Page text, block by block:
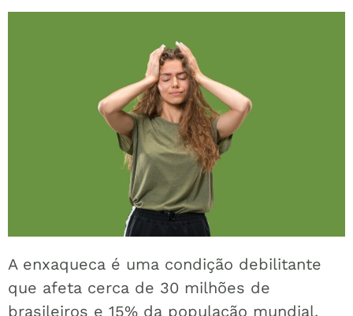
A enxaqueca é uma condição debilitante
que afeta cerca de 30 milhões de
brasileiros e 15% da população mundial.